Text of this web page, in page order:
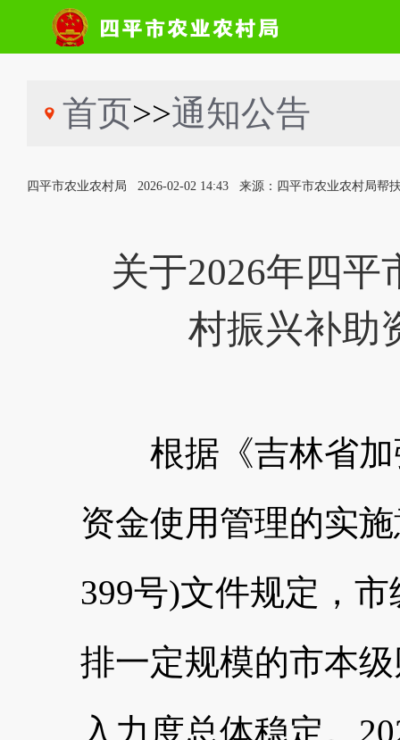
首页>>通知公告
四平市农业农村局 2026-02-02 14:43 来源：四平市农业农村局帮
关于2026年四
村振兴补助
根据《吉林省加
资金使用管理的实
399号)文件规定，
排一定规模的市本
入力度总体稳定。